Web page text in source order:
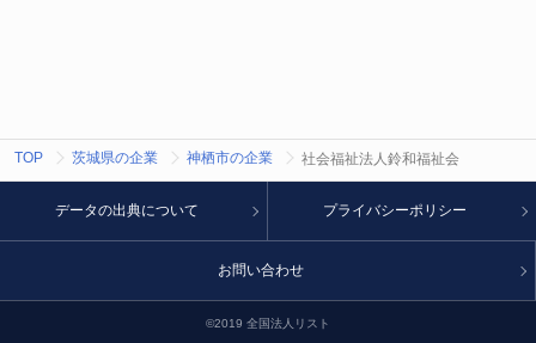
TOP 茨城県の企業 神栖市の企業 社会福祉法人鈴和福祉会
©2019 全国法人リスト
データの出典について プライバシーポリシー
お問い合わせ